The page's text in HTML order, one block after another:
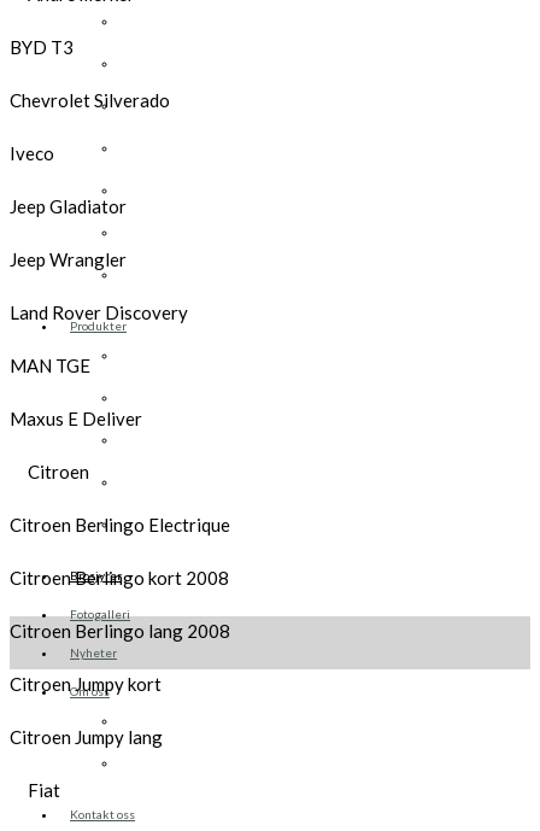
Renault
Produkter
Tilbehør
Brosjyrer
Fotogalleri
Nyheter
Om oss
Kontakt oss
BYD T3
Chevrolet Silverado
Iveco
Jeep Gladiator
Jeep Wrangler
Land Rover Discovery
MAN TGE
Maxus E Deliver
Citroen
Citroen Berlingo Electrique
Citroen Berlingo kort 2008
Citroen Berlingo lang 2008
Citroen Jumpy kort
Citroen Jumpy lang
Fiat